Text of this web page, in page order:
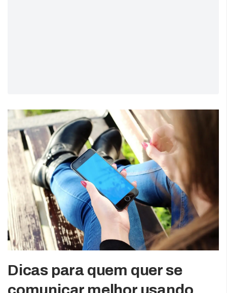
Dicas para quem quer se